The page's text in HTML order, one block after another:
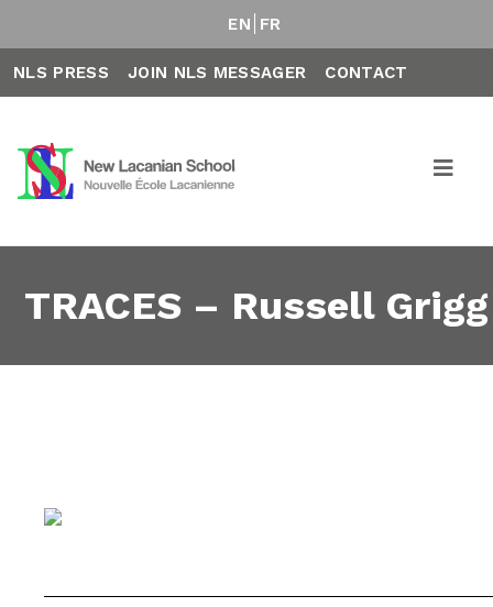
EN FR
NLS PRESS JOIN NLS MESSAGER CONTACT
TRACES – Russell Grigg